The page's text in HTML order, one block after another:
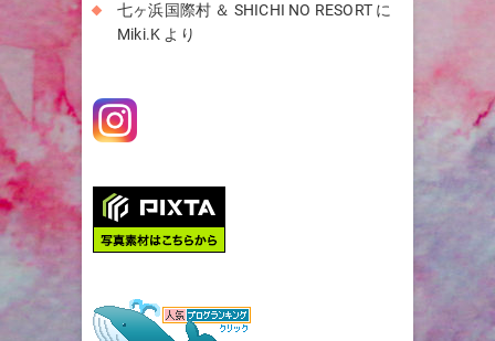
七ヶ浜国際村 ＆ SHICHI NO RESORT に
Miki.K より